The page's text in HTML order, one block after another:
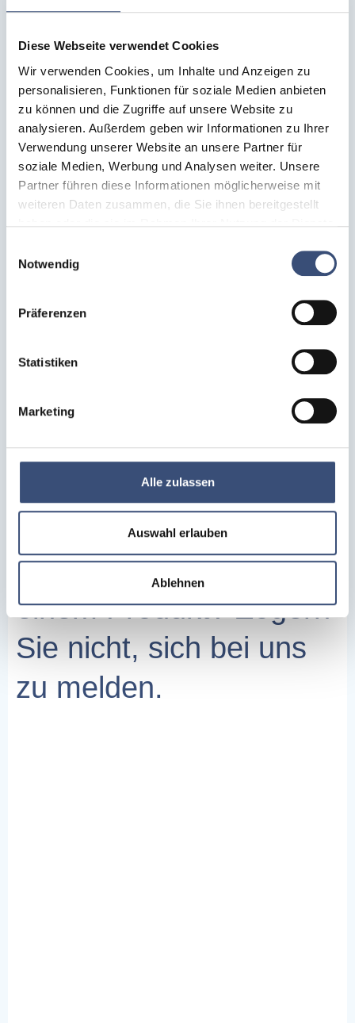
Diese Webseite verwendet Cookies
Wir verwenden Cookies, um Inhalte und Anzeigen zu
personalisieren, Funktionen für soziale Medien anbieten
zu können und die Zugriffe auf unsere Website zu
analysieren. Außerdem geben wir Informationen zu Ihrer
Verwendung unserer Website an unsere Partner für
soziale Medien, Werbung und Analysen weiter. Unsere
Partner führen diese Informationen möglicherweise mit
weiteren Daten zusammen, die Sie ihnen bereitgestellt
unsererDatenschutzseite
Notwendig
Präferenzen
Statistiken
Marketing
Alle zulassen
Auswahl erlauben
Ablehnen
Schwing­hebel mit Verlänge­rungsrohr
Schlauchset mit Geka Kupplung
Sie haben Interesse an
einem Produkt? Zögern
Sie nicht, sich bei uns
zu melden.